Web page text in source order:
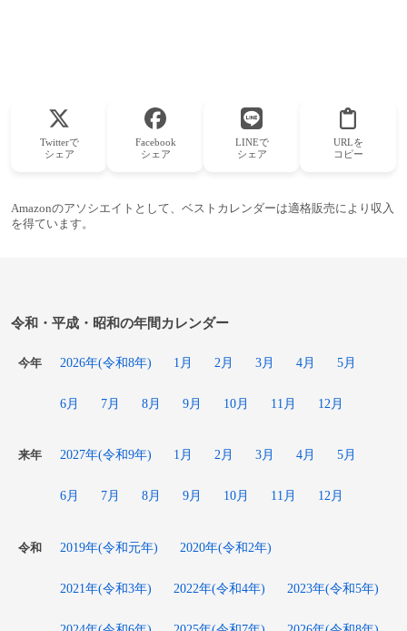
Twitterで
シェア
Facebook
シェア
LINEで
シェア
URLを
コピー
Amazonのアソシエイトとして、ベストカレンダーは適格販売により収入
を得ています。
令和・平成・昭和の年間カレンダー
今年 2026年(令和8年) 1月 2月 3月 4月 5月
6月 7月 8月 9月 10月 11月 12月
来年 2027年(令和9年) 1月 2月 3月 4月 5月
6月 7月 8月 9月 10月 11月 12月
令和 2019年(令和元年) 2020年(令和2年)
2021年(令和3年) 2022年(令和4年) 2023年(令和5年)